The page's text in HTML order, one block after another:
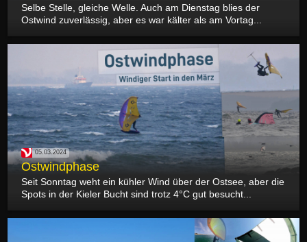
Selbe Stelle, gleiche Welle. Auch am Dienstag blies der
Ostwind zuverlässig, aber es war kälter als am Vortag...
05.03.2024
Ostwindphase
Seit Sonntag weht ein kühler Wind über der Ostsee, aber die
Spots in der Kieler Bucht sind trotz 4°C gut besucht...